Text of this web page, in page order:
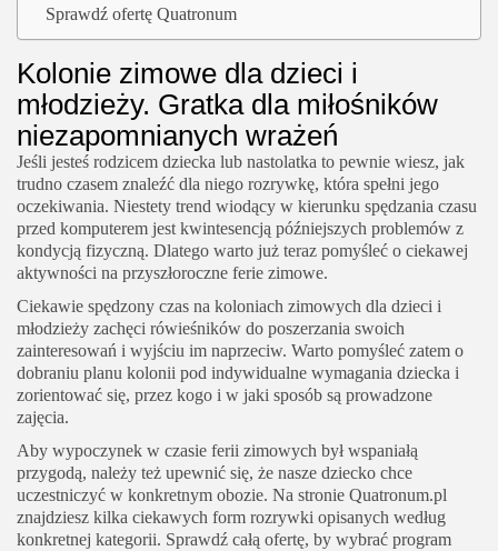
Sprawdź ofertę Quatronum
Kolonie zimowe dla dzieci i
młodzieży. Gratka dla miłośników
niezapomnianych wrażeń
Jeśli jesteś rodzicem dziecka lub nastolatka to pewnie wiesz, jak
trudno czasem znaleźć dla niego rozrywkę, która spełni jego
oczekiwania. Niestety trend wiodący w kierunku spędzania czasu
przed komputerem jest kwintesencją późniejszych problemów z
kondycją fizyczną. Dlatego warto już teraz pomyśleć o ciekawej
aktywności na przyszłoroczne ferie zimowe.
Ciekawie spędzony czas na koloniach zimowych dla dzieci i
młodzieży zachęci rówieśników do poszerzania swoich
zainteresowań i wyjściu im naprzeciw. Warto pomyśleć zatem o
dobraniu planu kolonii pod indywidualne wymagania dziecka i
zorientować się, przez kogo i w jaki sposób są prowadzone
zajęcia.
Aby wypoczynek w czasie ferii zimowych był wspaniałą
przygodą, należy też upewnić się, że nasze dziecko chce
uczestniczyć w konkretnym obozie. Na stronie Quatronum.pl
znajdziesz kilka ciekawych form rozrywki opisanych według
konkretnej kategorii. Sprawdź całą ofertę, by wybrać program